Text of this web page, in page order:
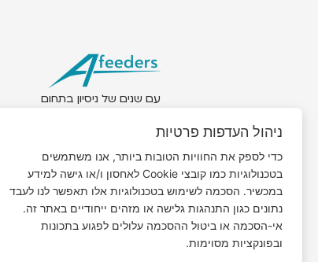
עם שנים של ניסיון בתחום
הדרכה מקצועית ותמיכה לכל אורך
התהליך, מייעוץ ראשוני עד התקנה
ומעבר לכך.
ניהול העדפות פרטיות
כדי לספק את החוויות הטובות ביותר, אנו משתמשים
בטכנולוגיות כמו קובצי Cookie לאחסון ו/או גישה למידע
במכשיר. הסכמה לשימוש בטכנולוגיות אלו תאפשר לנו לעבד
נתונים כגון התנהגות גלישה או מזהים ייחודיים באתר זה.
אי-הסכמה או ביטול ההסכמה עלולים לפגוע בתכונות
ובפונקציות מסוימות.